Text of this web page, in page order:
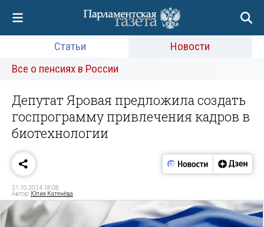
Статьи
Новости
Все о пенсиях в России
Депутат Яровая предложила создать
госпрограмму привлечения кадров в
биотехнологии
21.10.2024 18:08
Автор: Юлия Катенёва